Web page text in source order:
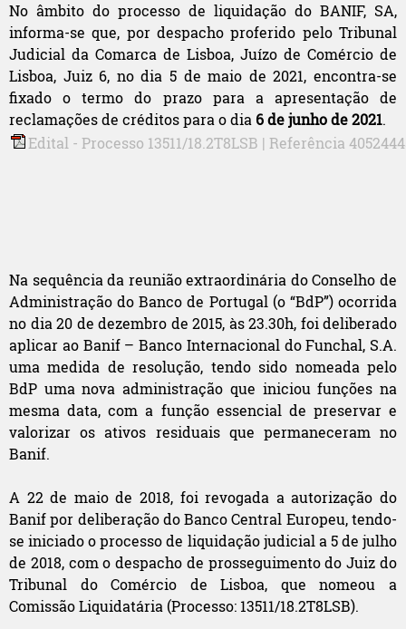
No âmbito do processo de liquidação do BANIF, SA,
informa-se que, por despacho proferido pelo Tribunal
Judicial da Comarca de Lisboa, Juízo de Comércio de
Lisboa, Juiz 6, no dia 5 de maio de 2021, encontra-se
fixado o termo do prazo para a apresentação de
reclamações de créditos para o dia 6 de junho de 2021.
Edital - Processo 13511/18.2T8LSB | Referência
Na sequência da reunião extraordinária do Conselho de
Administração do Banco de Portugal (o “BdP”) ocorrida
no dia 20 de dezembro de 2015, às 23.30h, foi deliberado
aplicar ao Banif – Banco Internacional do Funchal, S.A.
uma medida de resolução, tendo sido nomeada pelo
BdP uma nova administração que iniciou funções na
mesma data, com a função essencial de preservar e
valorizar os ativos residuais que permaneceram no
Banif.
A 22 de maio de 2018, foi revogada a autorização do
Banif por deliberação do Banco Central Europeu, tendo-
se iniciado o processo de liquidação judicial a 5 de julho
de 2018, com o despacho de prosseguimento do Juiz do
Tribunal do Comércio de Lisboa, que nomeou a
Comissão Liquidatária (Processo: 13511/18.2T8LSB).